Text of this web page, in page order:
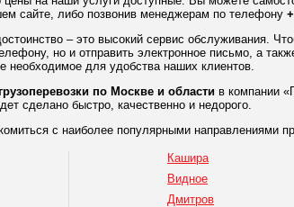
сайте, либо позвонив менеджерам по телефону
– это высокий сервис обслуживания.
но и отправить электронное письмо, а
необходимое для удобства наших клиентов.
грузоперевозки по Москве и области в компании
сделано быстро, качественно и недорого.
с наиболее популярными направлениями
Кашира
Видное
Дмитров